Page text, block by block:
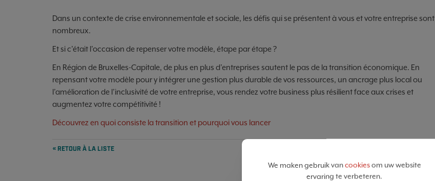
Dans un contexte de crise environnementale et sociale, les défis qui se présentent à vous et votre entreprise sont
nombreux.
Et si c’était l’occasion de repenser votre modèle, étape par étape ?
En Région de Bruxelles-Capitale, de plus en plus d’entreprises sautent le pas de la transition économique. En
repensant votre modèle pour y intégrer une gestion plus durable de vos ressources, un ancrage plus local ou
l’amélioration de l’inclusivité de votre entreprise, vous rendez votre business plus résilient face aux crises et
augmentez votre compétitivité !
Découvrez en quoi consiste la transition et pourquoi vous lancer
« RETOUR À LA LISTE
We maken gebruik vancookiesom uw website
ervaring te verbeteren.